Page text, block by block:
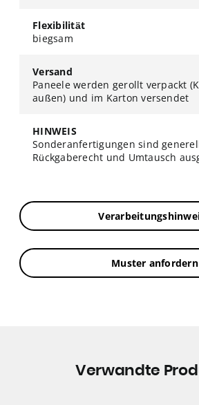
Flexibilität
biegsam
Versand
Paneele werden gerollt verpackt
außen) und im Karton versendet
HINWEIS
Sonderanfertigungen sind
Rückgaberecht und Umtausch
Muster anfordern
Verwandte